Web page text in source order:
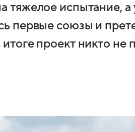
тяжелое испытание, а
первые союзы и
проект никто не